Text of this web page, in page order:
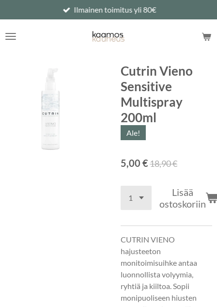
pääsisältöön
Ilmainen toimitus yli 80€
Cutrin Vieno
Sensitive
Multispray
200ml
Ale!
5,00 €18,90 €
Lisää
ostoskoriin
CUTRIN VIENO
hajusteeton
monitoimisuihke antaa
luonnollista volyymia,
ryhtiä ja kiiltoa. Sopii
monipuoliseen hiusten